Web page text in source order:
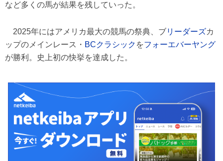
など多くの馬が結果を残していった。
2025年にはアメリカ最大の競馬の祭典、ブリーダーズカ
ップのメインレース・ BCクラシック をフォーエバーヤング
が勝利。史上初の快挙を達成した。